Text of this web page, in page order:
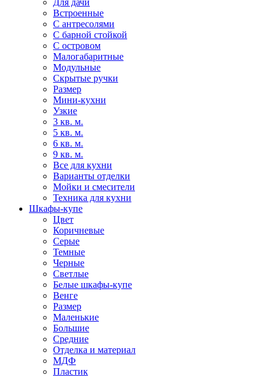
Для дачи
Встроенные
С антресолями
С барной стойкой
С островом
Малогабаритные
Модульные
Скрытые ручки
Размер
Мини-кухни
Узкие
3 кв. м.
5 кв. м.
6 кв. м.
9 кв. м.
Все для кухни
Варианты отделки
Мойки и смесители
Техника для кухни
Шкафы-купе
Цвет
Коричневые
Серые
Темные
Черные
Светлые
Белые шкафы-купе
Венге
Размер
Маленькие
Большие
Средние
Отделка и материал
МДФ
Пластик